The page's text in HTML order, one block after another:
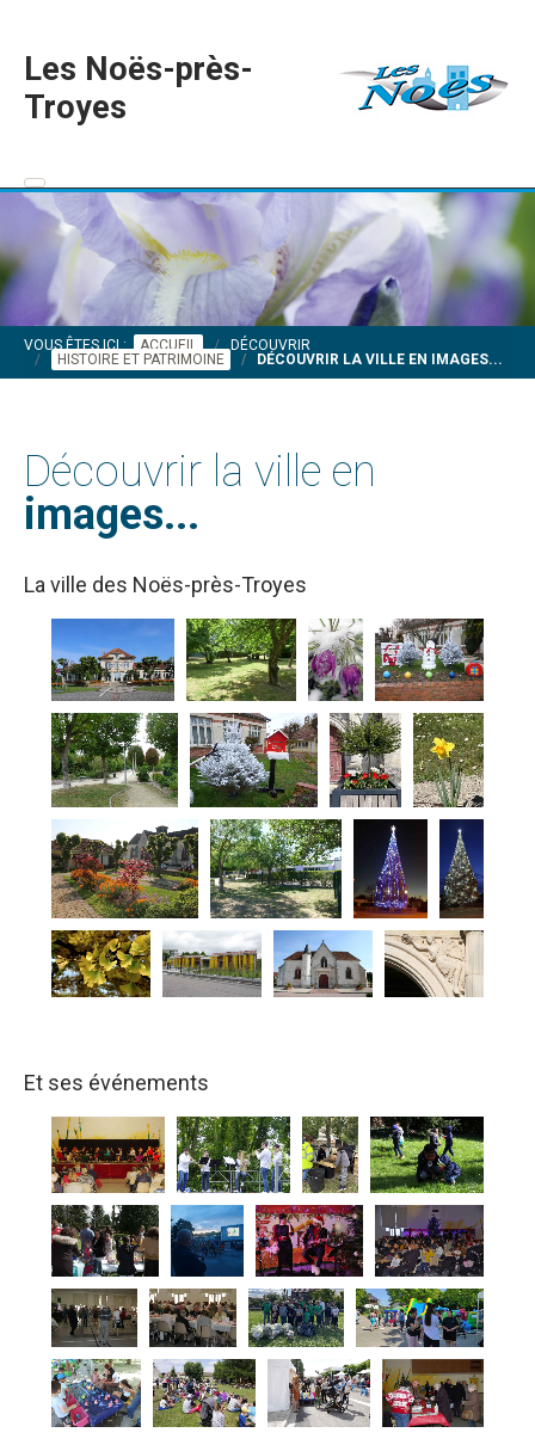
Les Noës-près-
Troyes
VOUS ÊTES ICI : ACCUEIL
DÉCOUVRIR
HISTOIRE ET PATRIMOINE
DÉCOUVRIR LA VILLE EN IMAGES...
Découvrir la ville en
images...
La ville des Noës-près-Troyes
Et ses événements